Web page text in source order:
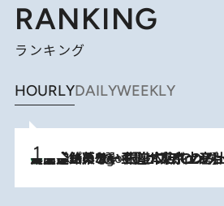
RANKING
ランキング
HOURLYDAILYWEEKLY
7 Hours Ago
【間違いのない王道・東京土産】資生堂パーラー 銀座本店でのみ出会える銘菓5選《極上プディング・濃厚チーズケーキ・ボンボンショコラほか》